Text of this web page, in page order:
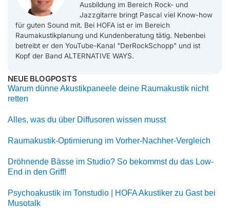
Ausbildung im Bereich Rock- und
Jazzgitarre bringt Pascal viel Know-how
für guten Sound mit. Bei HOFA ist er im Bereich
Raumakustikplanung und Kundenberatung tätig. Nebenbei
betreibt er den YouTube-Kanal "DerRockSchopp" und ist
Kopf der Band ALTERNATIVE WAYS.
NEUE BLOGPOSTS
Warum dünne Akustikpaneele deine Raumakustik nicht
retten
Alles, was du über Diffusoren wissen musst
Raumakustik-Optimierung im Vorher-Nachher-Vergleich
Dröhnende Bässe im Studio? So bekommst du das Low-
End in den Griff!
Psychoakustik im Tonstudio | HOFA Akustiker zu Gast bei
Musotalk